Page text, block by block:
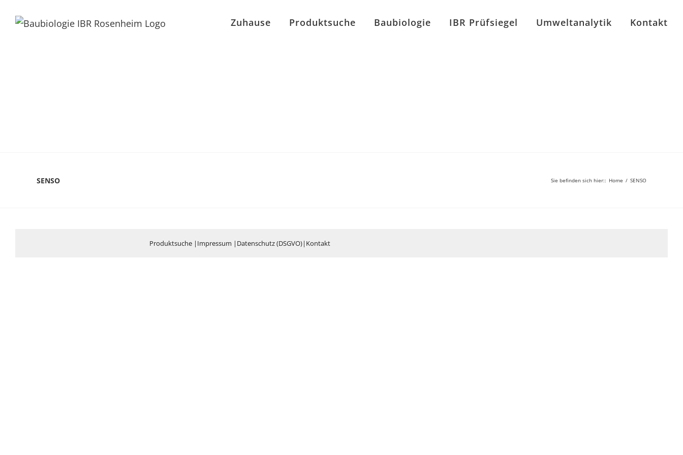
Zuhause Produktsuche Baubiologie IBR Prüfsiegel Umweltanalytik Kontakt
SENSO Sie befinden sich hier:: Home / SENSO
Produktsuche| Impressum | Datenschutz (DSGVO)| Kontakt